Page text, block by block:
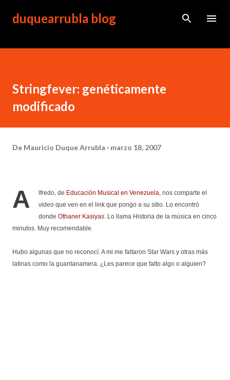
Ir al contenido principal
duquearrubla blog
Stringfever: genéticamente
modificado
De Mauricio Duque Arrubla marzo 18, 2007
A lfredo, de Educación Musical en Venezuela, nos comparte el
video que ven en el link que pongo a su sitio. Lo encontró
donde Othaner Kasiyas. Lo llama Historia de la música en cinco
minutos. Muy recomendable.
Hubo algunas que no reconocí. A mi me faltaron Star Wars y otras más
latinas como la guantanamera. ¿Les parece que falto algo o alguien?